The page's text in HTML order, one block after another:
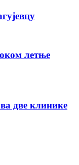
летње
две клинике